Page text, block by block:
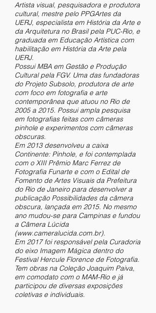
Artista visual, pesquisadora e produtora
cultural, mestre pelo PPGArtes da
UERJ, especialista em História da Arte e
da Arquitetura no Brasil pela PUC-Rio, e
graduada em Educação Artística com
habilitação em História da Arte pela
UERJ.
Possui MBA em Gestão e Produção
Cultural pela FGV. Uma das fundadoras
do Projeto Subsolo, produtora de arte
com foco em fotografia e arte
contemporânea que atuou no Rio de
2005 a 2015. Possui ampla pesquisa
em fotografias feitas com câmeras
pinhole e experimentos com câmeras
obscuras.
Em 2013 desenvolveu a caixa
Continente: Pinhole, e foi contemplada
com o XIII Prêmio Marc Ferrez de
Fotografia Funarte e com o Edital de
Fomento de Artes Visuais da Prefeitura
do Rio de Janeiro para desenvolver a
publicação Possibilidades da câmera
obscura, lançada em 2015. No mesmo
ano mudou-se para Campinas e fundou
a Câmera Lúcida
(www.cameralucida.com.br).
Em 2017 foi responsável pela Curadoria
do eixo Imagem Mágica dentro do
Festival Hercule Florence de Fotografia.
Tem obras na Coleção Joaquim Paiva,
em comodato com o MAM-Rio e já
participou de diversas exposições
coletivas e individuais.